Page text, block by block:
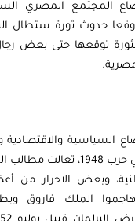
المجتمع المصري
حدوث ثورة ستطال
توقعها حتى بعض رجال
والاقتصادية
بالجيش المصري في حرب 1948،
وبعض الاحرار من أعضاء
الملك فاروق